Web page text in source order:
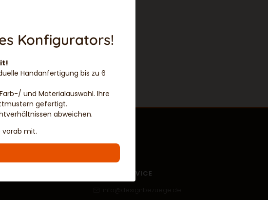
Konfigurators!
Handanfertigung bis zu 6
und Materialauswahl. Ihre
gefertigt.
abweichen.
vorab mit.
KONTAKT
KUNDENSERVICE